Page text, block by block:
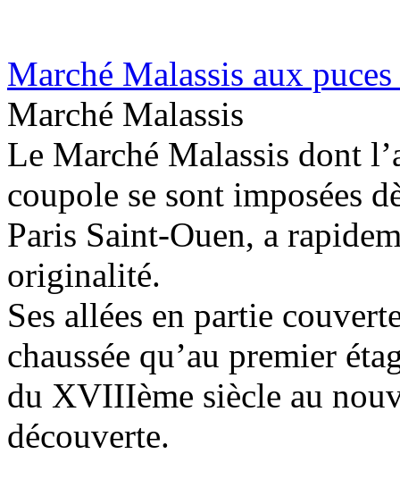
Marché Malassis aux
Marché Malassis
Le Marché Malassis dont
coupole se sont imposées
Paris Saint-Ouen, a
originalité.
Ses allées en partie
chaussée qu’au premier
du XVIIIème siècle au
découverte.